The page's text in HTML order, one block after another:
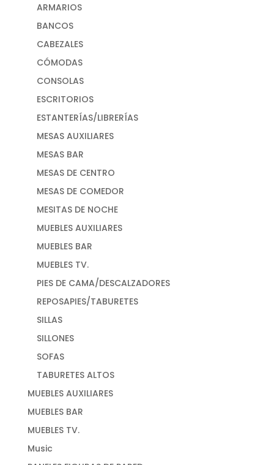
ARMARIOS
BANCOS
CABEZALES
CÓMODAS
CONSOLAS
ESCRITORIOS
ESTANTERÍAS/LIBRERÍAS
MESAS AUXILIARES
MESAS BAR
MESAS DE CENTRO
MESAS DE COMEDOR
MESITAS DE NOCHE
MUEBLES AUXILIARES
MUEBLES BAR
MUEBLES TV.
PIES DE CAMA/DESCALZADORES
REPOSAPIES/TABURETES
SILLAS
SILLONES
SOFAS
TABURETES ALTOS
MUEBLES AUXILIARES
MUEBLES BAR
MUEBLES TV.
Music